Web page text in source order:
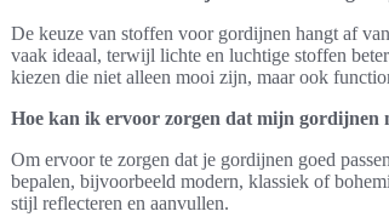
De keuze van stoffen voor gordijnen hangt af
vaak ideaal, terwijl lichte en luchtige stoffen
kiezen die niet alleen mooi zijn, maar ook
Hoe kan ik ervoor zorgen dat mijn gordijnen
Om ervoor te zorgen dat je gordijnen goed
bepalen, bijvoorbeeld modern, klassiek of
stijl reflecteren en aanvullen.